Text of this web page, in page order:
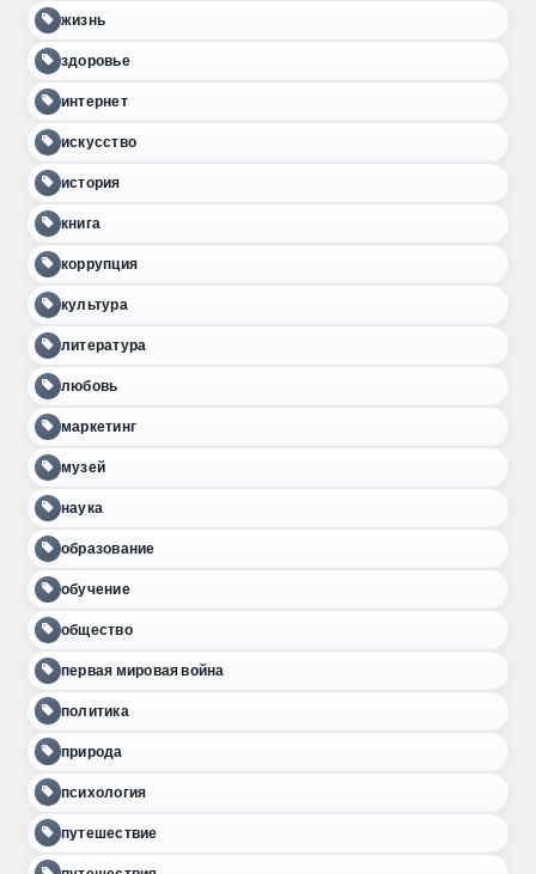
жизнь
здоровье
интернет
искусство
история
книга
коррупция
культура
литература
любовь
маркетинг
музей
наука
образование
обучение
общество
первая мировая война
политика
природа
психология
путешествие